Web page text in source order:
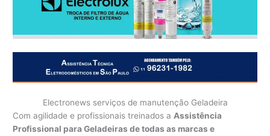
Electronews serviços de manutenção Geladeira
Com agilidade e profissionais treinados a Assistência
Profissional para Geladeiras de todas as marcas e